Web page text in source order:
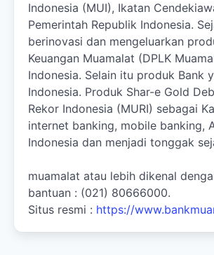
Indonesia (MUI), Ikatan
Pemerintah Republik Indonesia.
berinovasi dan mengeluarkan
Keuangan Muamalat (DPLK
Indonesia. Selain itu produk Bank
Indonesia. Produk Shar-e Gold
Rekor Indonesia (MURI) sebagai
internet banking, mobile banking,
Indonesia dan menjadi tonggak
muamalat atau lebih dikenal
bantuan : (021) 80666000.
Situs resmi : https://